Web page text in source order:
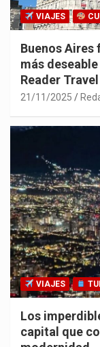
VIAJES
Buenos Aires
más
Reader
21/11/2025
VIAJES
Los
capital que